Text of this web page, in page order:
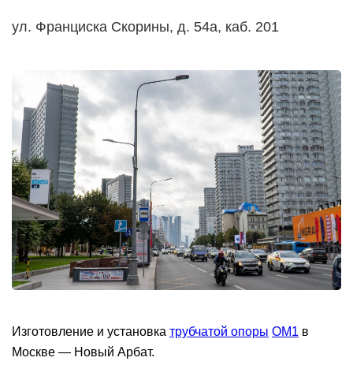
Изготовление и установка трубчатой опоры ОМ1 в
Москве — Новый Арбат.
ул. Франциска Скорины, д. 54а, каб. 201